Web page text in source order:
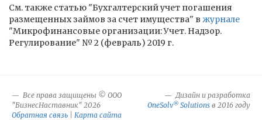
См. также статью "Бухгалтерский учет погашения
размещенных займов за счет имущества" в журнале
"Микрофинансовые организации: Учет. Надзор.
Регулирование" № 2 (февраль) 2019 г.
Все права защищены © ООО
"БизнесНаставник" 2026
Обратная связь
Карта сайта
Дизайн и разработка
OneSolv® Solutions в 2016 году